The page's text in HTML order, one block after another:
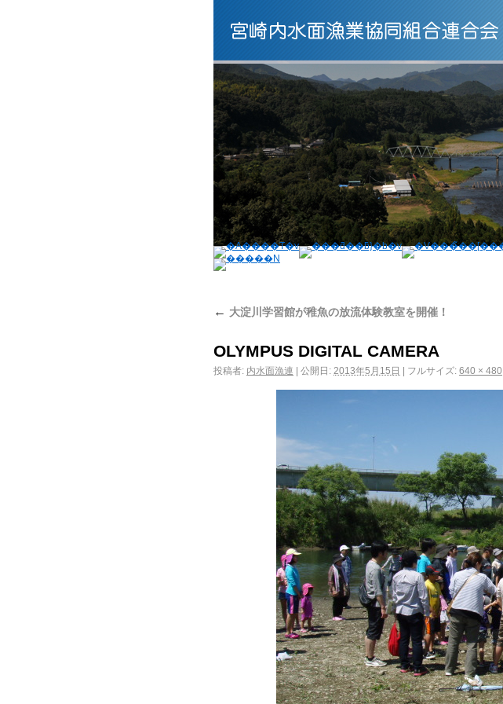
← 大淀川学習館が稚魚の放流体験教室を開催！
OLYMPUS DIGITAL CAMERA
投稿者: 内水面漁連 公開日: 2013年5月15日 フルサイズ: 640 × 480